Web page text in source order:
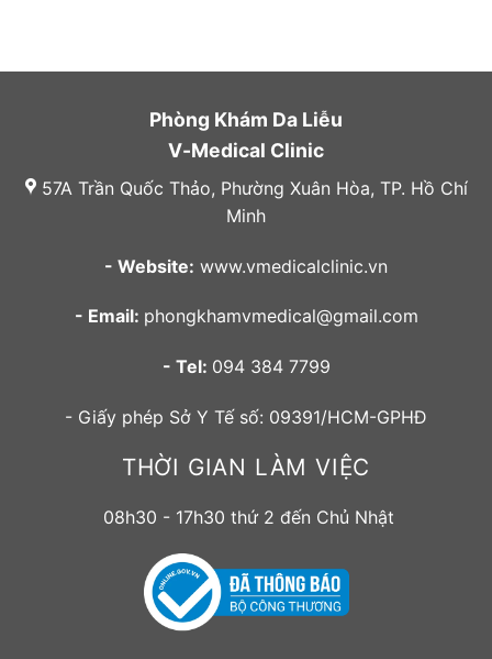
Phòng Khám Da Liễu
V-Medical Clinic
57A Trần Quốc Thảo, Phường Xuân Hòa, TP. Hồ Chí
Minh
- Website: www.vmedicalclinic.vn
- Email: phongkhamvmedical@gmail.com
- Tel: 094 384 7799
- Giấy phép Sở Y Tế số: 09391/HCM-GPHĐ
THỜI GIAN LÀM VIỆC
08h30 - 17h30 thứ 2 đến Chủ Nhật